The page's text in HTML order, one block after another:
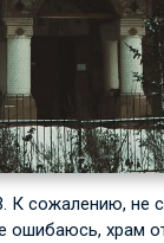
К сожалению, не
ошибаюсь, храм